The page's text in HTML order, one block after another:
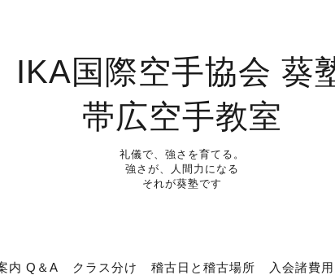
IKA国際空手協会 葵
帯広空手教室
礼儀で、強さを育てる。
強さが、人間力になる
それが葵塾です
内 Q＆A クラス分け 稽古日と稽古場所 入会諸費用